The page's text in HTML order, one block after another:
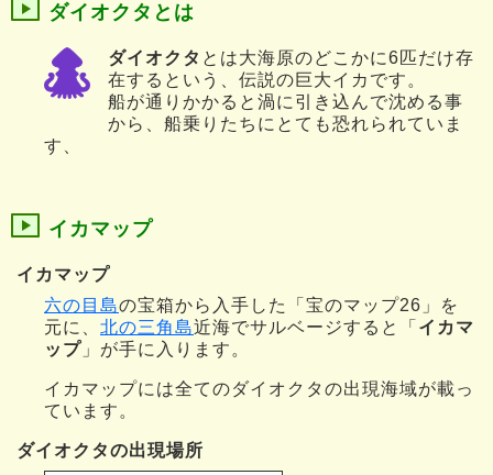
ダイオクタとは
ダイオクタ とは大海原のどこかに6匹だけ存
在するという、伝説の巨大イカです。
船が通りかかると渦に引き込んで沈める事
から、船乗りたちにとても恐れられていま
す、
イカマップ
イカマップ
六の目島の宝箱から入手した「宝のマップ26」を
元に、 北の三角島近海でサルベージすると「 イカマ
ップ 」が手に入ります。
イカマップには全てのダイオクタの出現海域が載っ
ています。
ダイオクタの出現場所